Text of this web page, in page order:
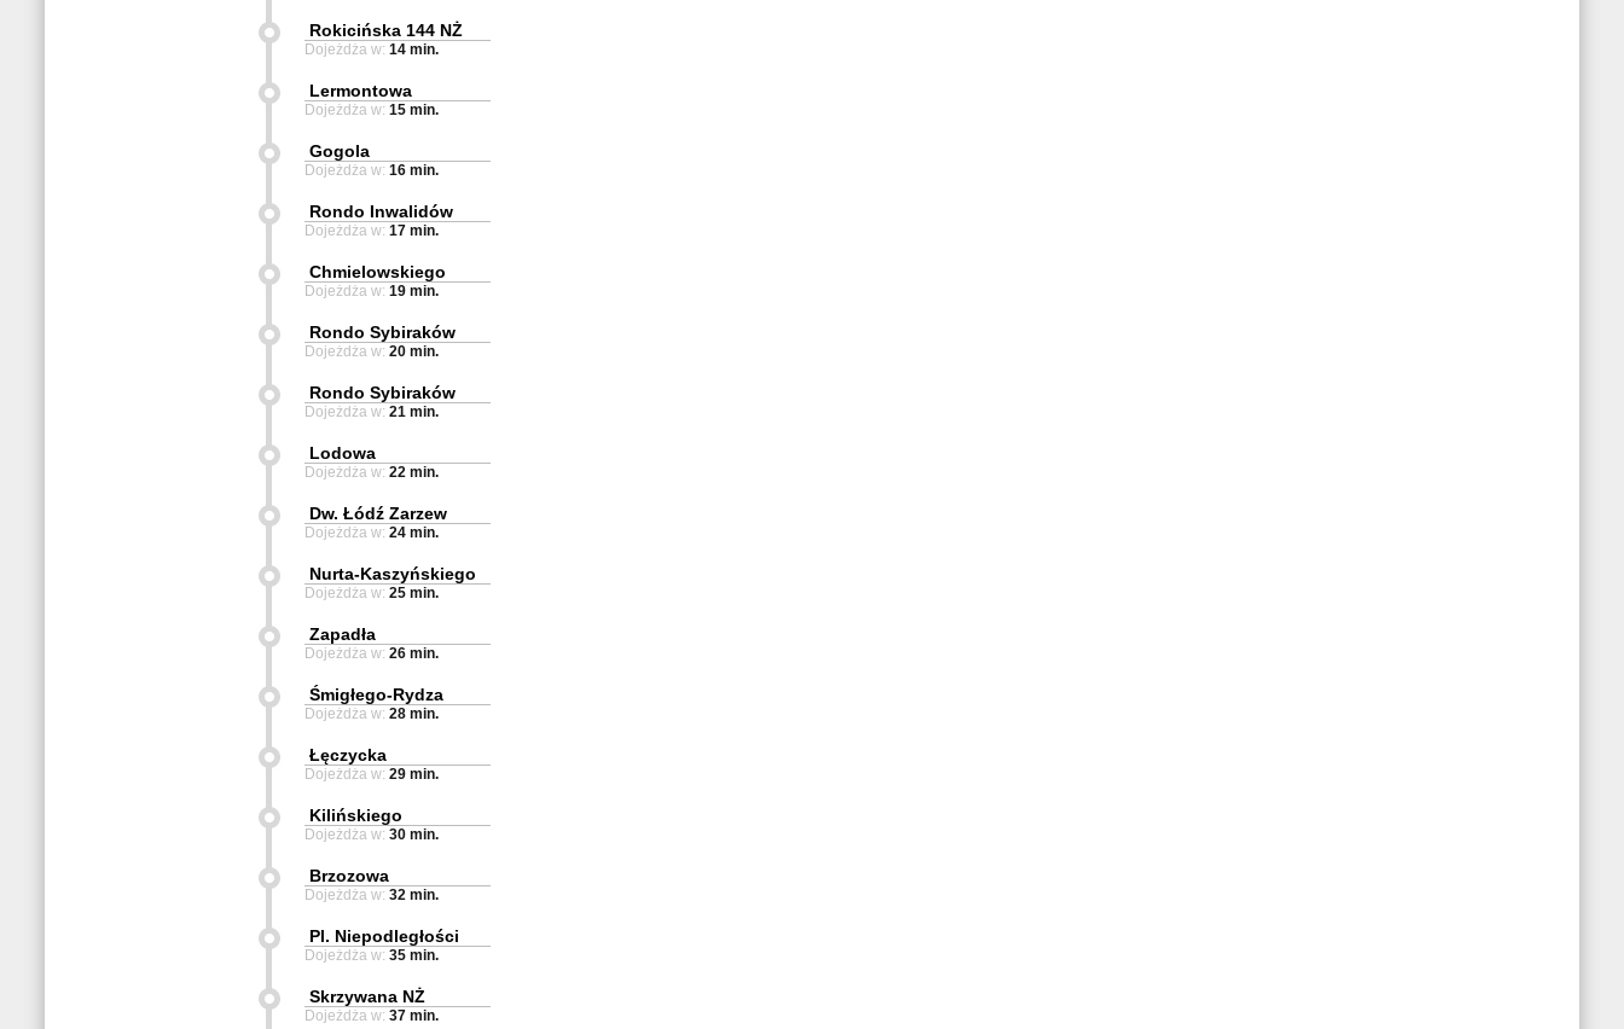
Rokicińska 144 NŻ
Dojeżdża w: 14 min.
Lermontowa
Dojeżdża w: 15 min.
Gogola
Dojeżdża w: 16 min.
Rondo Inwalidów
Dojeżdża w: 17 min.
Chmielowskiego
Dojeżdża w: 19 min.
Rondo Sybiraków
Dojeżdża w: 20 min.
Rondo Sybiraków
Dojeżdża w: 21 min.
Lodowa
Dojeżdża w: 22 min.
Dw. Łódź Zarzew
Dojeżdża w: 24 min.
Nurta-Kaszyńskiego
Dojeżdża w: 25 min.
Zapadła
Dojeżdża w: 26 min.
Śmigłego-Rydza
Dojeżdża w: 28 min.
Łęczycka
Dojeżdża w: 29 min.
Kilińskiego
Dojeżdża w: 30 min.
Brzozowa
Dojeżdża w: 32 min.
Pl. Niepodległości
Dojeżdża w: 35 min.
Skrzywana NŻ
Dojeżdża w: 37 min.